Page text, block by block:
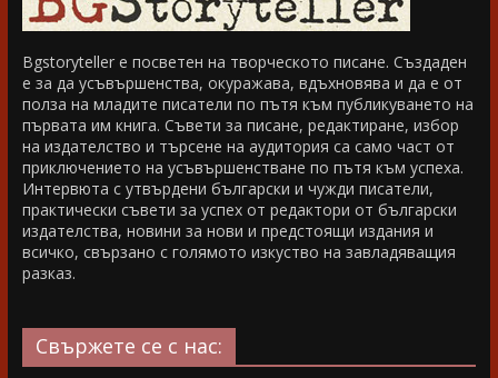
Bgstoryteller е посветен на творческото писане. Създаден
е за да усъвършенства, окуражава, вдъхновява и да е от
полза на младите писатели по пътя към публикуването на
първата им книга. Съвети за писане, редактиране, избор
на издателство и търсене на аудитория са само част от
приключението на усъвършенстване по пътя към успеха.
Интервюта с утвърдени български и чужди писатели,
практически съвети за успех от редактори от български
издателства, новини за нови и предстоящи издания и
всичко, свързано с голямото изкуство на завладяващия
разказ.
Свържете се с нас: